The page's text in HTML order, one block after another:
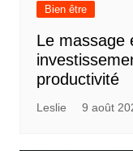
Bien être
Le massage
productivité
Leslie 9 août